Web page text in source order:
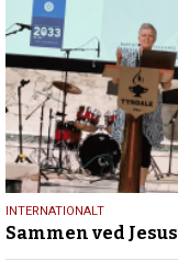
17.
juli
INTERNATIONALT
Sammen ved